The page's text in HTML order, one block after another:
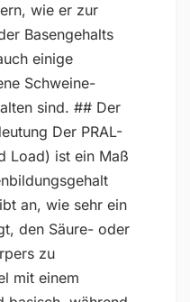
wie er zur
Basengehalts
einige
Schweine-
sind. ## Der
Der PRAL-
Load) ist ein Maß
an, wie sehr ein
den Säure- oder
zu
mit einem